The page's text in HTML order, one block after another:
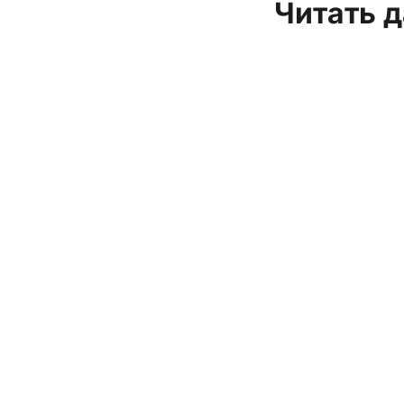
Читать